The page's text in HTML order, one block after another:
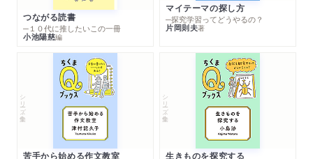
つながる読書
─１０代に推したいこの一冊
小池陽慈編
マイテーマの探し方
─探究学習ってどうやるの？
片岡則夫著
シリーズ・全集
苦手から始める作文教室
シリーズ・全集
生きものを探究する